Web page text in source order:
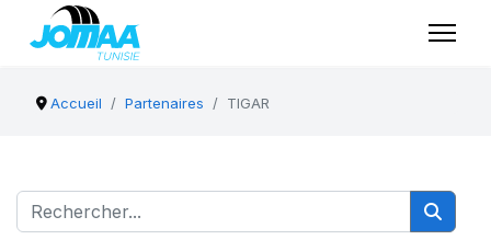
Accueil Partenaires TIGAR